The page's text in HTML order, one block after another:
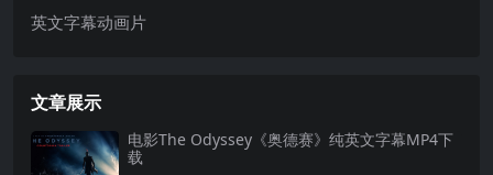
英文字幕动画片
文章展示
电影The Odyssey《奥德赛》纯英文字幕MP4下
载